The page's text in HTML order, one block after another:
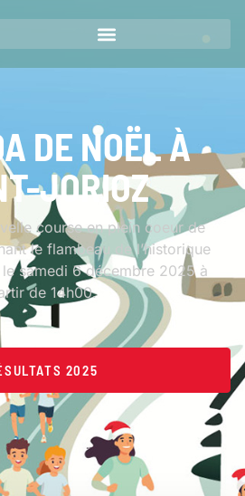
DE NOËL À
JORIOZ
course en plein coeur de
le flambeau de l’historique
samedi 6 décembre 2025 à
de 14h00.
2025